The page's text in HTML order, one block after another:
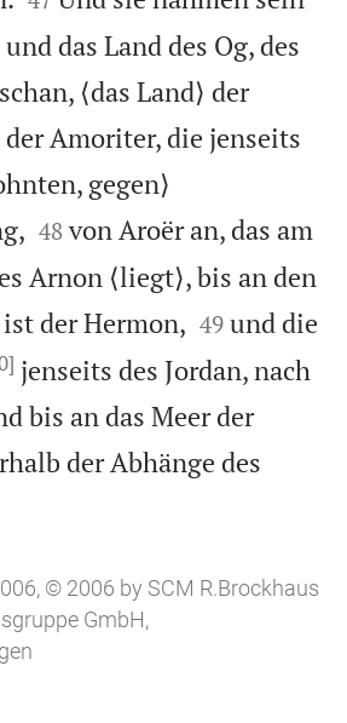
das Land des Og, des
⟨das Land⟩ der
Amoriter, die jenseits
gegen⟩


48 von Aroër an, das am
Arnon ⟨liegt⟩, bis an den
der Hermon, 

49 und die
jenseits des Jordan, nach
bis an das Meer der
der Abhänge des
© 2006 by SCM R.Brockhaus
GmbH,